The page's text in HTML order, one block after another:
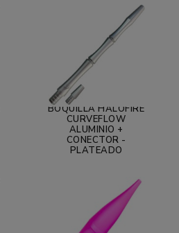
BOQUILLA HALOFIRE
CURVEFLOW
ALUMINIO +
CONECTOR -
PLATEADO